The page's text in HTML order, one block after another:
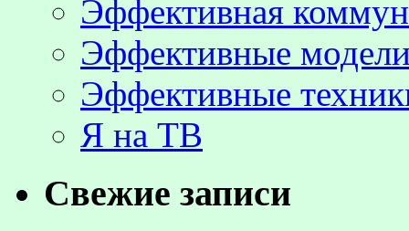
Эффективная
Эффективные
Эффективные
Я на ТВ
Свежие записи